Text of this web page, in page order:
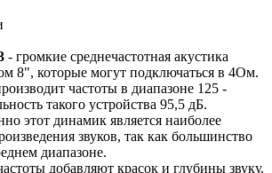
- громкие среднечастотная акустика
8", которые могут подключаться в 4Ом.
частоты в диапазоне 125 -
такого устройства 95,5 дБ.
этот динамик является наиболее
звуков, так как большинство
диапазоне.
добавляют красок и глубины звуку,